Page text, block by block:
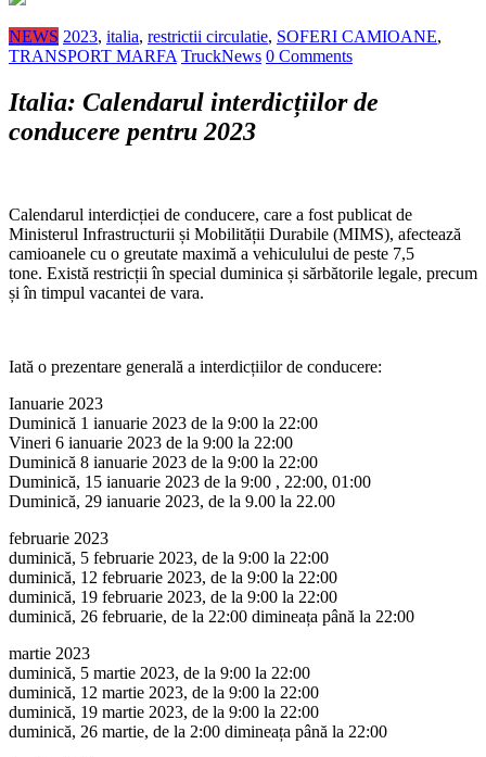
NEWS 2023, italia, restrictii circulatie, SOFERI CAMIOANE,
TRANSPORT MARFA TruckNews 0 Comments
Italia: Calendarul interdicțiilor de
conducere pentru 2023
Calendarul interdicției de conducere, care a fost publicat de
Ministerul Infrastructurii și Mobilității Durabile (MIMS), afectează
camioanele cu o greutate maximă a vehiculului de peste 7,5
tone. Există restricții în special duminica și sărbătorile legale, precum
și în timpul vacantei de vara.
Iată o prezentare generală a interdicțiilor de conducere:
Ianuarie 2023
Duminică 1 ianuarie 2023 de la 9:00 la 22:00
Vineri 6 ianuarie 2023 de la 9:00 la 22:00
Duminică 8 ianuarie 2023 de la 9:00 la 22:00
Duminică, 15 ianuarie 2023 de la 9:00 , 22:00, 01:00
Duminică, 29 ianuarie 2023, de la 9.00 la 22.00
februarie 2023
duminică, 5 februarie 2023, de la 9:00 la 22:00
duminică, 12 februarie 2023, de la 9:00 la 22:00
duminică, 19 februarie 2023, de la 9:00 la 22:00
duminică, 26 februarie, de la 22:00 dimineața până la 22:00
martie 2023
duminică, 5 martie 2023, de la 9:00 la 22:00
duminică, 12 martie 2023, de la 9:00 la 22:00
duminică, 19 martie 2023, de la 9:00 la 22:00
duminică, 26 martie, de la 2:00 dimineața până la 22:00